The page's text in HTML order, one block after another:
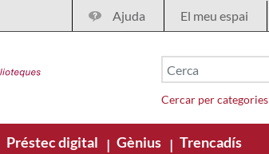
Ajuda El meu espai
Cercar per categories
Préstec digital | Gènius | Trencadís